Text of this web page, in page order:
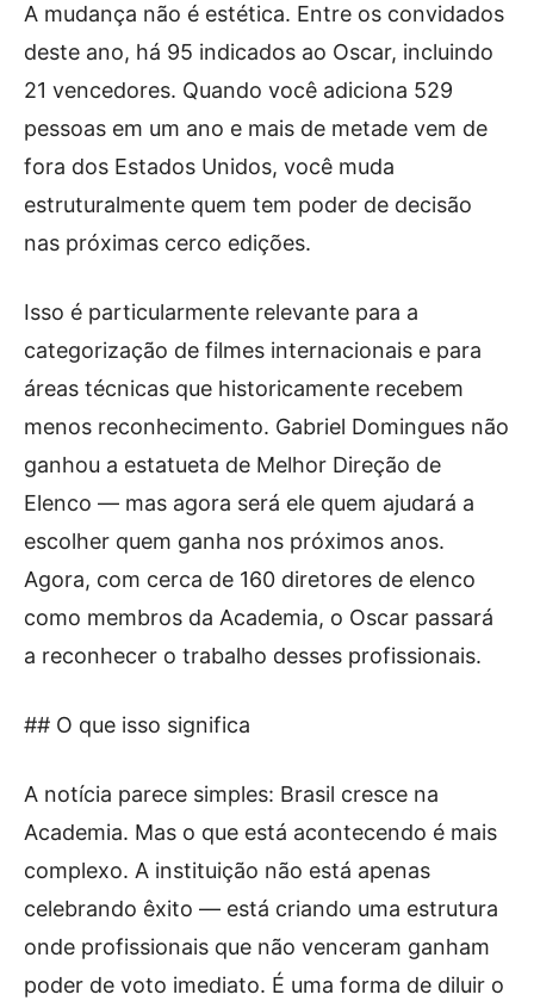
A mudança não é estética. Entre os convidados
deste ano, há 95 indicados ao Oscar, incluindo
21 vencedores. Quando você adiciona 529
pessoas em um ano e mais de metade vem de
fora dos Estados Unidos, você muda
estruturalmente quem tem poder de decisão
nas próximas cerco edições.
Isso é particularmente relevante para a
categorização de filmes internacionais e para
áreas técnicas que historicamente recebem
menos reconhecimento. Gabriel Domingues não
ganhou a estatueta de Melhor Direção de
Elenco — mas agora será ele quem ajudará a
escolher quem ganha nos próximos anos.
Agora, com cerca de 160 diretores de elenco
como membros da Academia, o Oscar passará
a reconhecer o trabalho desses profissionais.
## O que isso significa
A notícia parece simples: Brasil cresce na
Academia. Mas o que está acontecendo é mais
complexo. A instituição não está apenas
celebrando êxito — está criando uma estrutura
onde profissionais que não venceram ganham
poder de voto imediato. É uma forma de diluir o